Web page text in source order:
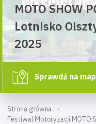
Strona główna
Festiwal Motoryzacji MOTO
MOTO SHOW
Lotnisko
2025
Sprawdź na